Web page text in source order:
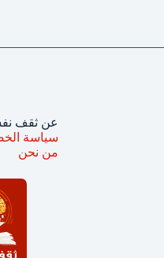
عن ثقف
سياسة
من نحن